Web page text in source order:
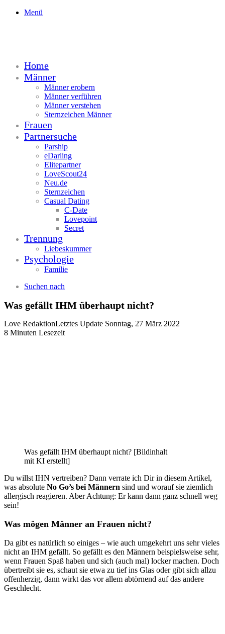
Menü
Home
Männer
Männer erobern
Männer verführen
Männer verstehen
Sternzeichen Männer
Frauen
Partnersuche
Parship
eDarling
Elitepartner
LoveScout24
Neu.de
Sternzeichen
Casual Dating
C-Date
Lovepoint
Secret
Trennung
Liebeskummer
Psychologie
Familie
Suchen nach
Was gefällt IHM überhaupt nicht?
Love RedaktionLetztes Update Sonntag, 27 März 2022
8 Minuten Lesezeit
Was gefällt IHM überhaupt nicht? [Bildinhalt
mit KI erstellt]
Du willst IHN vertreiben? Dann verrate ich Dir in diesem Artikel,
was absolute No Go’s bei Männern sind und worauf sie ziemlich
allergisch reagieren. Aber Achtung: Er kann dann ganz schnell weg
sein!
Was mögen Männer an Frauen nicht?
Da gibt es natürlich so einiges – wie auch umgekehrt uns sehr vieles
nicht an IHM gefällt. So gefällt es den Männern beispielsweise sehr,
wenn Frauen Spaß haben und sich (auch mal) locker machen. Doch
übertreibt sie es, schaut sie etwa zu tief ins Glas oder gibt sich allzu
offenherzig, dann wirkt das vor allem abtörnend auf das andere
Geschlecht.